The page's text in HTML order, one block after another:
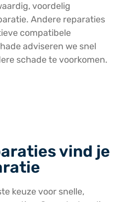
voordelig
Andere reparaties
compatibele
adviseren we snel
schade te voorkomen.
vind je
keuze voor snelle,